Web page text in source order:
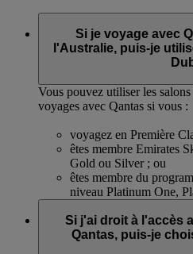
Si je voyage avec
l'Australie, puis-je
Vous pouvez utiliser les
voyages avec Qantas si vous :
voyagez en Première
êtes membre Emirates
Gold ou Silver ; ou
êtes membre du
niveau Platinum One,
Si j'ai droit à l'accès
Qantas, puis-je